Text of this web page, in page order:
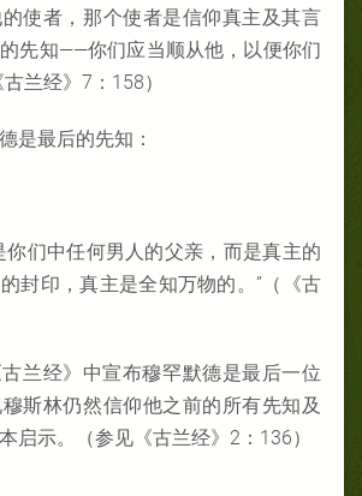
使者，那个使者是信仰真主及其言
先知——你们应当顺从他，以便你们
兰经》7：158）
是最后的先知：
你们中任何男人的父亲，而是真主的
封印，真主是全知万物的。”（《古
兰经》中宣布穆罕默德是最后一位
斯林仍然信仰他之前的所有先知及
启示。（参见《古兰经》2：136）